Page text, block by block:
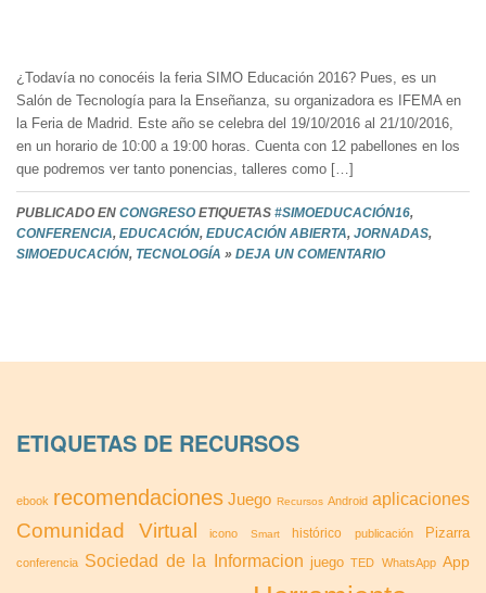
¿Todavía no conocéis la feria SIMO Educación 2016? Pues, es un
Salón de Tecnología para la Enseñanza, su organizadora es IFEMA en
la Feria de Madrid. Este año se celebra del 19/10/2016 al 21/10/2016,
en un horario de 10:00 a 19:00 horas. Cuenta con 12 pabellones en los
que podremos ver tanto ponencias, talleres como […]
PUBLICADO EN CONGRESO ETIQUETAS #SIMOEDUCACIÓN16,
CONFERENCIA, EDUCACIÓN, EDUCACIÓN ABIERTA, JORNADAS,
SIMOEDUCACIÓN, TECNOLOGÍA » DEJA UN COMENTARIO
ETIQUETAS DE RECURSOS
ebook recomendaciones Juego Recursos Android aplicaciones
Comunidad Virtual icono Smart histórico publicación Pizarra
conferencia Sociedad de la Informacion juego TED WhatsApp App